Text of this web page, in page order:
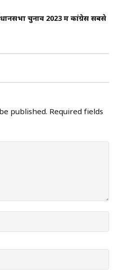
चुनाव 2023 में कांग्रेस सबसे
published. Required fields